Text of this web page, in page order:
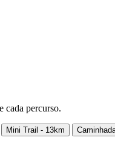
cada percurso.
Mini Trail - 13km